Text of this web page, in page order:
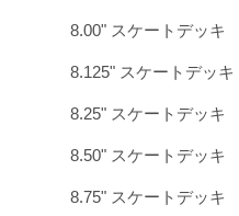
8.00" スケートデッキ
8.125" スケートデッキ
8.25" スケートデッキ
8.50" スケートデッキ
8.75" スケートデッキ